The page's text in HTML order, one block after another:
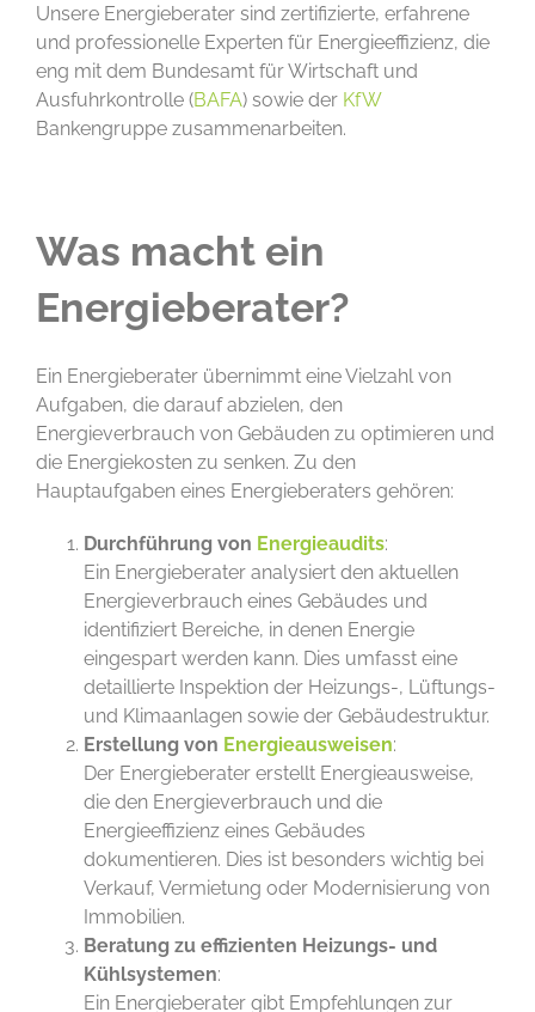
Unsere Energieberater sind zertifizierte, erfahrene
und professionelle Experten für Energieeffizienz, die
eng mit dem Bundesamt für Wirtschaft und
Ausfuhrkontrolle (BAFA) sowie der KfW
Bankengruppe zusammenarbeiten.
Was macht ein
Energieberater?
Ein Energieberater übernimmt eine Vielzahl von
Aufgaben, die darauf abzielen, den
Energieverbrauch von Gebäuden zu optimieren und
die Energiekosten zu senken. Zu den
Hauptaufgaben eines Energieberaters gehören:
Durchführung von Energieaudits:
Ein Energieberater analysiert den aktuellen
Energieverbrauch eines Gebäudes und
identifiziert Bereiche, in denen Energie
eingespart werden kann. Dies umfasst eine
detaillierte Inspektion der Heizungs-, Lüftungs-
und Klimaanlagen sowie der Gebäudestruktur.
Erstellung von Energieausweisen:
Der Energieberater erstellt Energieausweise,
die den Energieverbrauch und die
Energieeffizienz eines Gebäudes
dokumentieren. Dies ist besonders wichtig bei
Verkauf, Vermietung oder Modernisierung von
Immobilien.
Beratung zu effizienten Heizungs- und
Kühlsystemen:
Ein Energieberater gibt Empfehlungen zur